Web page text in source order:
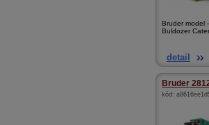
Bruder model
Buldozer
detail
Bruder
kód: